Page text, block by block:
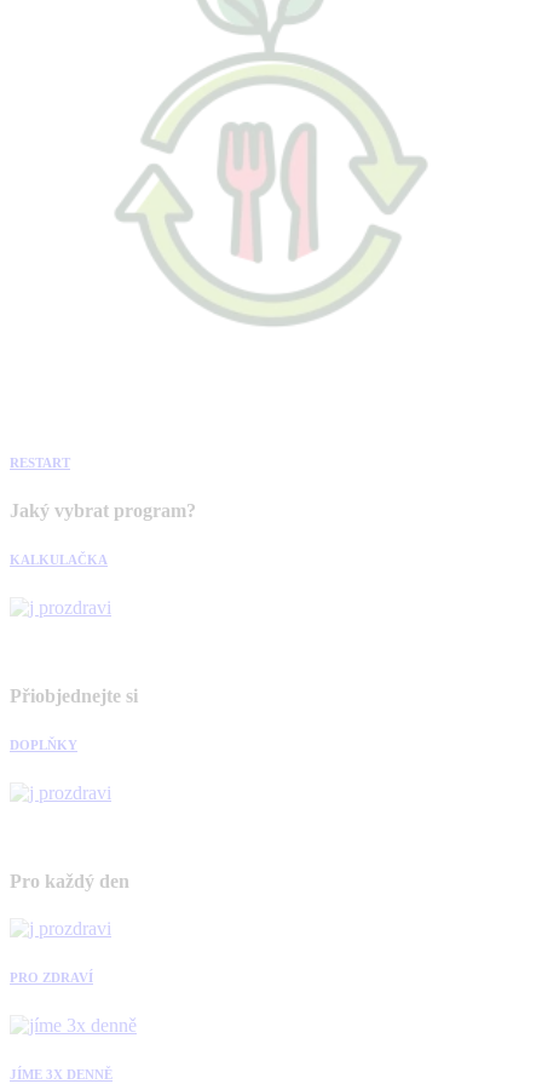
RESTART
Jaký vybrat program?
KALKULAČKA
Přiobjednejte si
DOPLŇKY
Pro každý den
PRO ZDRAVÍ
JÍME 3X DENNĚ